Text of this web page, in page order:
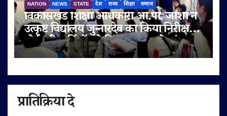
NATION NEWS STATE देश राज्य शिक्षा समाज
विकासखंड शिक्षा अधिकारी ओ.पी. जोशी ने
उत्कृष्ट विद्यालय जुन्नारदेव का किया निरीक्षण,
बोर्ड परीक्षार्थियों को दिए सफलता के मंत्र
प्रातिक्रिया दे